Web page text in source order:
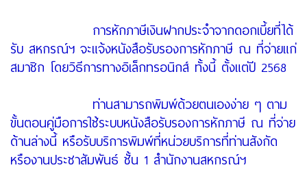
การหักภาษีเงินฝากประจำจากดอกเบี้ยที่ได้
รับ สหกรณ์ฯ จะแจ้งหนังสือรับรองการหักภาษี ณ ที่จ่ายแก่
สมาชิก โดยวิธีการทางอิเล็กทรอนิกส์ ทั้งนี้ ตั้งแต่ปี 2568
ท่านสามารถพิมพ์ด้วยตนเองง่าย ๆ ตาม
ขั้นตอนคู่มือการใช้ระบบหนังสือรับรองการหักภาษี ณ ที่จ่าย
ด้านล่างนี้ หรือรับบริการพิมพ์ที่หน่วยบริการที่ท่านสังกัด
หรืองานประชาสัมพันธ์ ชั้น 1 สำนักงานสหกรณ์ฯ